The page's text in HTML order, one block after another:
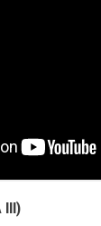
III)